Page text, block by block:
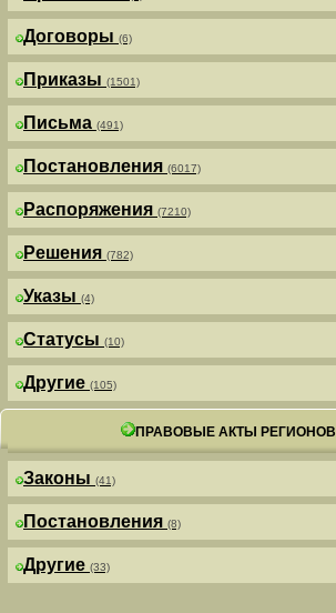
Договоры (6)
Приказы (1501)
Письма (491)
Постановления (6017)
Распоряжения (7210)
Решения (782)
Указы (4)
Статусы (10)
Другие (105)
ПРАВОВЫЕ АКТЫ РЕГИОНОВ
Законы (41)
Постановления (8)
Другие (33)